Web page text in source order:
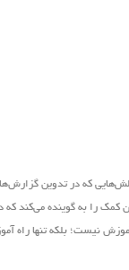
که در تدوین
کمک را به گوینده‌ می‌کند که
آموزش نیست؛ بلکه تنها